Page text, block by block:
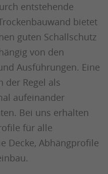
entstehende
bietet
guten Schallschutz
von den
Ausführungen. Eine
der Regel als
aufeinander
Bei uns erhalten
für alle
Decke, Abhängprofile